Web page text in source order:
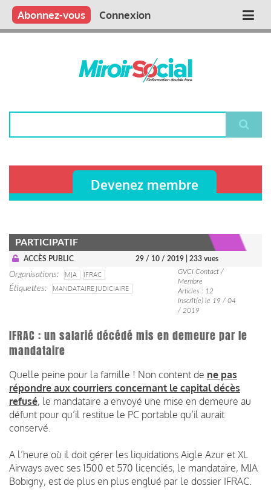
Aller
contenu
Main
Qui sommes nous ?
Vous publiez
Nous publions
Contactez-nous
Abonnez-vous Connexion
Devenez membre
PARTICIPATIF
ACCÈS PUBLIC 29 / 10 / 2019 | 233 vues
Organisations MJA
IFRAC
Étiquettes
MANDATAIRE JUDICIAIRE
GVCI Contact /
Membre
Articles : 12
Inscrit(e) le 19 / 04
/ 2019
IFRAC : un salarié décédé mis en demeure par le
mandataire
Quelle peine pour la famille ! Non content de ne pas
répondre aux courriers concernant le capital décès
refusé, le mandataire a envoyé une mise en demeure au
défunt pour qu’il restitue le PC portable qu’il aurait
conservé.
A l’heure où il doit gérer les liquidations Aigle Azur et XL
Airways avec ses 1500 et 570 licenciés, le mandataire, MJA
Bobigny, est de plus en plus englué par le dossier IFRAC.